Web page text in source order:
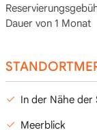
Dauer von 1 Monat
In der Nähe der
Meerblick